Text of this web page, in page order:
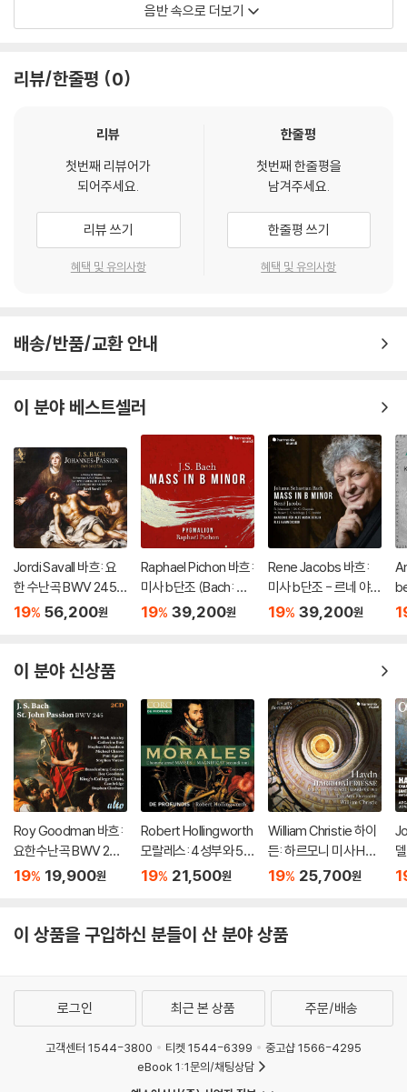
음반 속으로 더보기
리뷰/한줄평 0
리뷰
첫번째 리뷰어가
되어주세요.
리뷰 쓰기
혜택 및 유의사항
한줄평
첫번째 한줄평을
남겨주세요.
한줄평 쓰기
혜택 및 유의사항
배송/반품/교환 안내
이 분야 베스트셀러
Jordi Savall 바흐: 요
한 수난곡 BWV 245
(Bach: Johannes-P
19% 56,200원
Raphael Pichon 바흐:
미사 b단조 (Bach: Ma
ss in b minor, BWV 2
19% 39,200원
Rene Jacobs 바흐:
미사 b단조 - 르네 야콥
스 (Bach: Mass In b
19% 39,200원
이 분야 신상품
Roy Goodman 바흐:
요한수난곡 BWV 245
(Bach: St. John Pass
19% 19,900원
Robert Hollingworth
모랄레스: 4성부와 5
성부 미사 ‘무장한 사
Masses)
19% 21,500원
William Christie 하이
든: 하르모니 미사 Ho
b. XXII:14 (Haydn: Ha
19% 25,700원
이 상품을 구입하신 분들이 산 분야 상품
로그인 최근 본 상품 주문/배송
고객센터 1544-3800 티켓 1544-6399
중고샵 1566-4295
eBook 1:1문의/채팅상담